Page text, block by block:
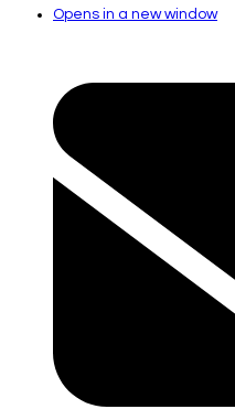
Opens in a new window